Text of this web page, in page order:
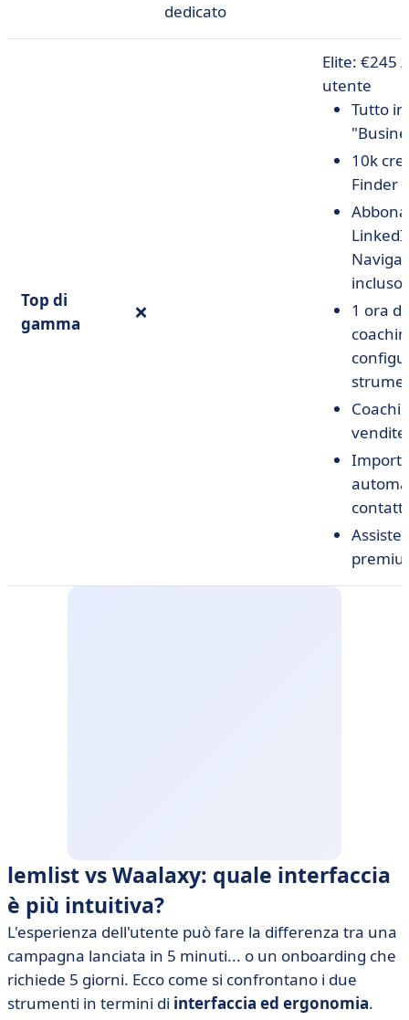
dedicato
Top di
gamma
❌
Elite: €245
utente
Tutto in
10k
Finder
incluso
1 ora di
vendite
contatti
lemlist vs Waalaxy: quale interfaccia
è più intuitiva?
L'esperienza dell'utente può fare la differenza tra una
campagna lanciata in 5 minuti... o un onboarding che
richiede 5 giorni. Ecco come si confrontano i due
strumenti in termini di interfaccia ed ergonomia.